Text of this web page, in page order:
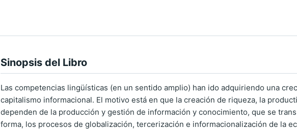
Sinopsis del Libro
Las competencias lingüísticas (en un sentido amplio) han ido adquiriendo una
capitalismo informacional. El motivo está en que la creación de riqueza, la
dependen de la producción y gestión de información y conocimiento, que se
forma, los procesos de globalización, tercerización e informacionalización de la